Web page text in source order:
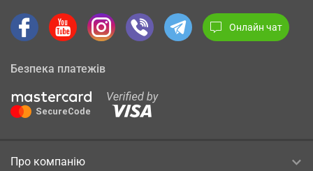
Онлайн чат
Безпека платежів
Про компанію